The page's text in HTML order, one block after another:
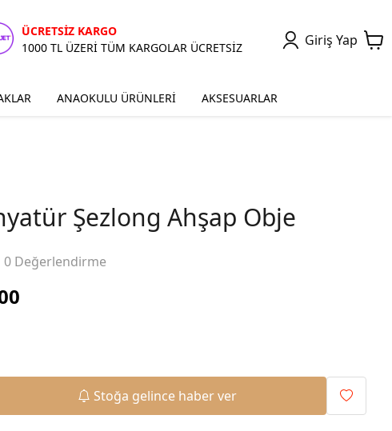
ÜCRETSİZ KARGO
1000 TL ÜZERİ TÜM KARGOLAR ÜCRETSİZ
Giriş Yap
ANAOKULU ÜRÜNLERİ AKSESUARLAR
Şezlong Ahşap Obje
0 Değerlendirme
Stoğa gelince haber ver